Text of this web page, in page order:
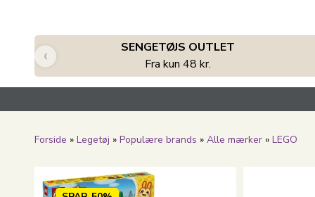
SENGETØJS OUTLET
Fra kun 48 kr.
‹
Forside » Legetøj » Populære brands » Alle mærker» LEGO